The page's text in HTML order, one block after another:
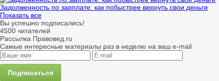
Задолженность по зарплате: как побыстрее вернуть свои деньги
Показать все
Вы успешно подписались!
4500 читателей
Рассылка Правовед.ru
Самые интересные материалы раз в неделю на ваш e-mail
Подписаться